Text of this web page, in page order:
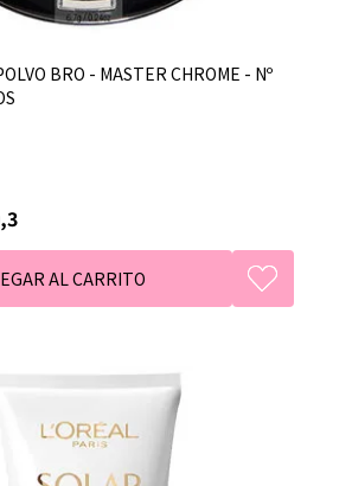
BRO - MASTER CHROME - Nº